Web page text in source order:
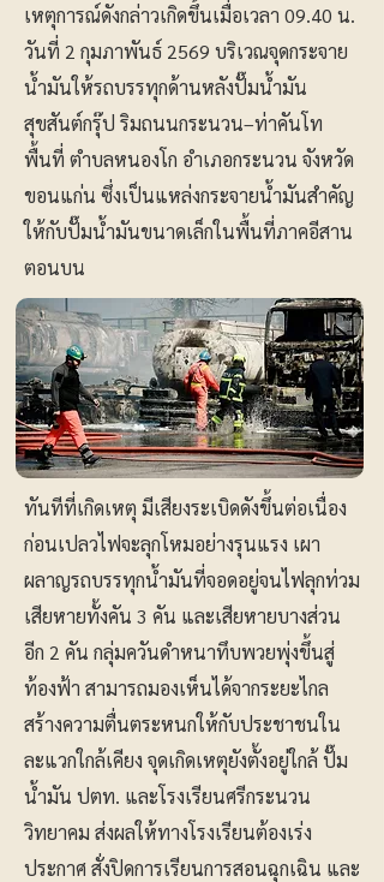
เหตุการณ์ดังกล่าวเกิดขึ้นเมื่อเวลา 09.40 น.
วันที่ 2 กุมภาพันธ์ 2569 บริเวณจุดกระจาย
น้ำมันให้รถบรรทุกด้านหลังปั๊มน้ำมัน
สุขสันต์กรุ๊ป ริมถนนกระนวน–ท่าคันโท
พื้นที่ ตำบลหนองโก อำเภอกระนวน จังหวัด
ขอนแก่น ซึ่งเป็นแหล่งกระจายน้ำมันสำคัญ
ให้กับปั๊มน้ำมันขนาดเล็กในพื้นที่ภาคอีสาน
ตอนบน
ทันทีที่เกิดเหตุ มีเสียงระเบิดดังขึ้นต่อเนื่อง
ก่อนเปลวไฟจะลุกโหมอย่างรุนแรง เผา
ผลาญรถบรรทุกน้ำมันที่จอดอยู่จนไฟลุกท่วม
เสียหายทั้งคัน 3 คัน และเสียหายบางส่วน
อีก 2 คัน กลุ่มควันดำหนาทึบพวยพุ่งขึ้นสู่
ท้องฟ้า สามารถมองเห็นได้จากระยะไกล
สร้างความตื่นตระหนกให้กับประชาชนใน
ละแวกใกล้เคียง จุดเกิดเหตุยังตั้งอยู่ใกล้ ปั๊ม
น้ำมัน ปตท. และโรงเรียนศรีกระนวน
วิทยาคม ส่งผลให้ทางโรงเรียนต้องเร่ง
ประกาศ สั่งปิดการเรียนการสอนฉุกเฉิน และ